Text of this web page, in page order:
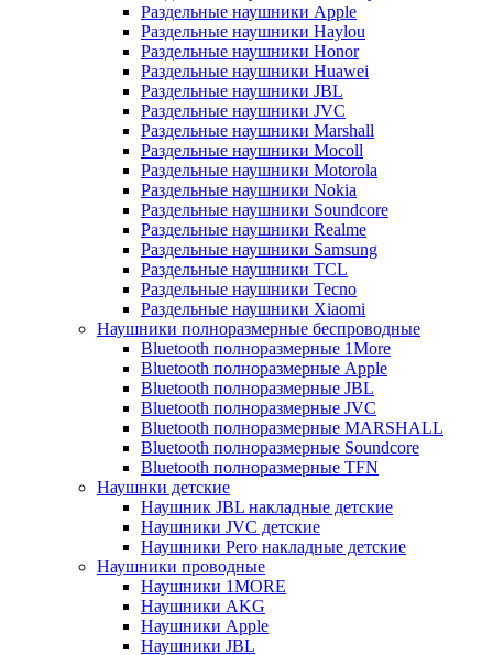
Раздельные наушники Apple
Раздельные наушники Haylou
Раздельные наушники Honor
Раздельные наушники Huawei
Раздельные наушники JBL
Раздельные наушники JVC
Раздельные наушники Marshall
Раздельные наушники Mocoll
Раздельные наушники Motorola
Раздельные наушники Nokia
Раздельные наушники Soundcore
Раздельные наушники Realme
Раздельные наушники Samsung
Раздельные наушники TCL
Раздельные наушники Tecno
Раздельные наушники Xiaomi
Наушники полноразмерные беспроводные
Bluetooth полноразмерные 1More
Bluetooth полноразмерные Apple
Bluetooth полноразмерные JBL
Bluetooth полноразмерные JVC
Bluetooth полноразмерные MARSHALL
Bluetooth полноразмерные Soundcore
Bluetooth полноразмерные TFN
Наушнки детские
Наушник JBL накладные детские
Наушники JVC детские
Наушники Pero накладные детские
Наушники проводные
Наушники 1MORE
Наушники AKG
Наушники Apple
Наушники JBL